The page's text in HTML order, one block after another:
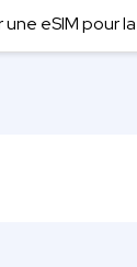
eSIM pour